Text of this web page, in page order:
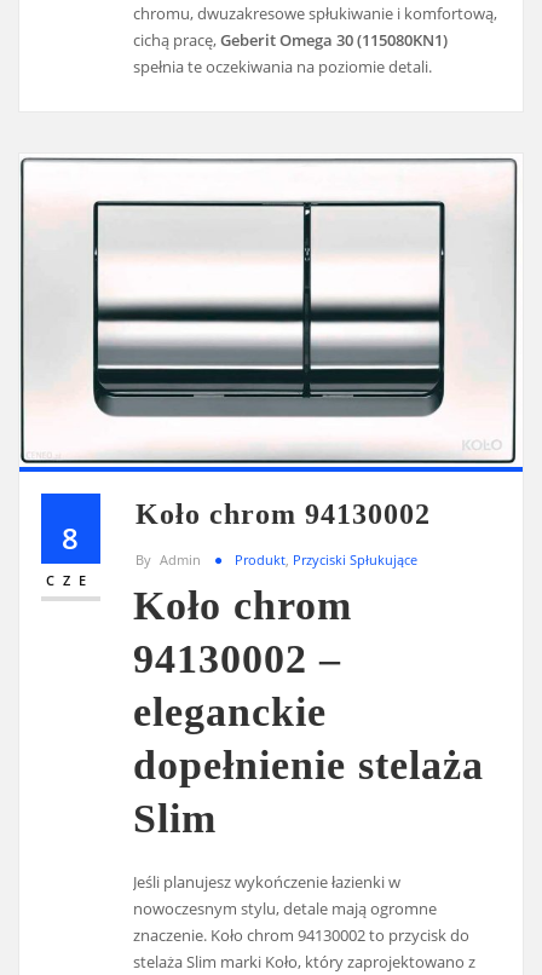
chromu, dwuzakresowe spłukiwanie i komfortową,
cichą pracę,Geberit Omega 30 (115080KN1)
spełnia te oczekiwania na poziomie detali.
8
CZE
Koło chrom 94130002
By Admin Produkt Przyciski Spłukujące
Koło chrom
94130002 –
eleganckie
dopełnienie stelaża
Slim
Jeśli planujesz wykończenie łazienki w
nowoczesnym stylu, detale mają ogromne
znaczenie. Koło chrom 94130002 to przycisk do
stelaża Slim marki Koło, który zaprojektowano z